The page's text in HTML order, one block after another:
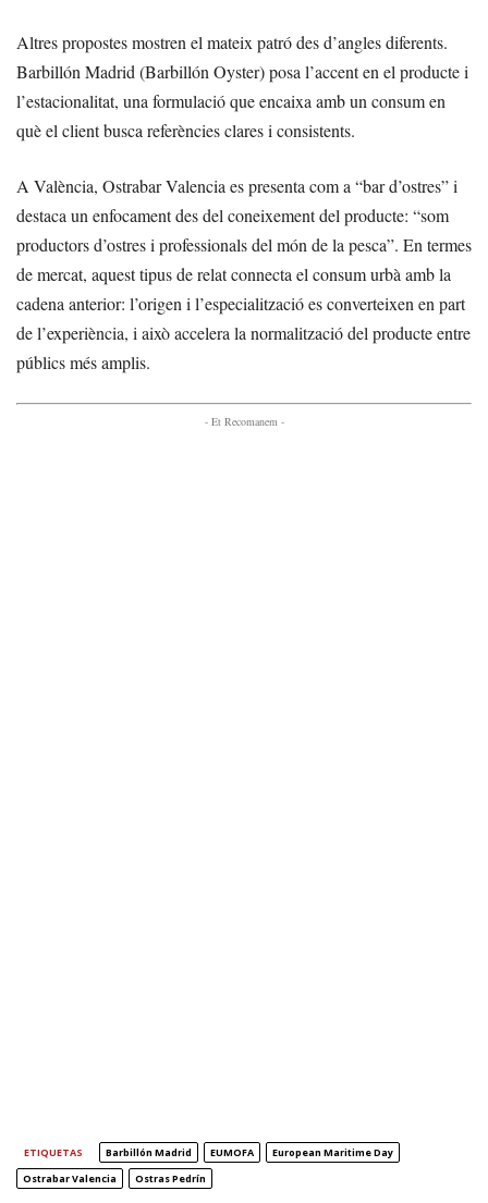
Altres propostes mostren el mateix patró des d’angles diferents.
Barbillón Madrid (Barbillón Oyster) posa l’accent en el producte i
l’estacionalitat, una formulació que encaixa amb un consum en
què el client busca referències clares i consistents.
A València, Ostrabar Valencia es presenta com a “bar d’ostres” i
destaca un enfocament des del coneixement del producte: “som
productors d’ostres i professionals del món de la pesca”. En termes
de mercat, aquest tipus de relat connecta el consum urbà amb la
cadena anterior: l’origen i l’especialització es converteixen en part
de l’experiència, i això accelera la normalització del producte entre
públics més amplis.
- Et Recomanem -
ETIQUETAS Barbillón Madrid EUMOFA
European Maritime Day
Ostrabar Valencia
Ostras Pedrín